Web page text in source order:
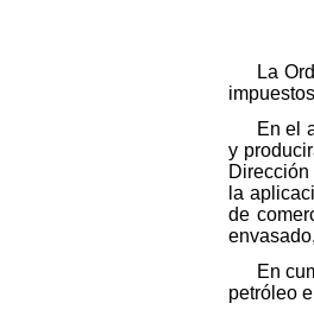
La
En el
y
la
de
En
petróleo